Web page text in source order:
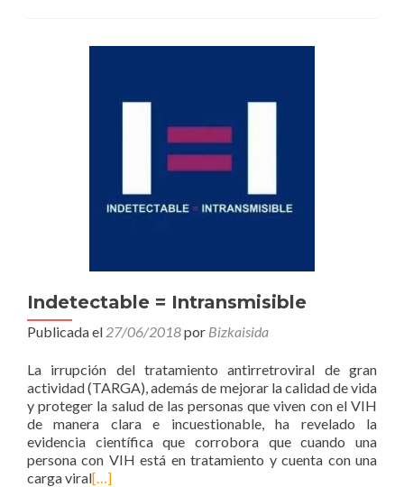
Indetectable = Intransmisible
Publicada el 27/06/2018por Bizkaisida
La irrupción del tratamiento antirretroviral de gran
actividad (TARGA), además de mejorar la calidad de vida
y proteger la salud de las personas que viven con el VIH
de manera clara e incuestionable, ha revelado la
evidencia científica que corrobora que cuando una
persona con VIH está en tratamiento y cuenta con una
carga viral[…]